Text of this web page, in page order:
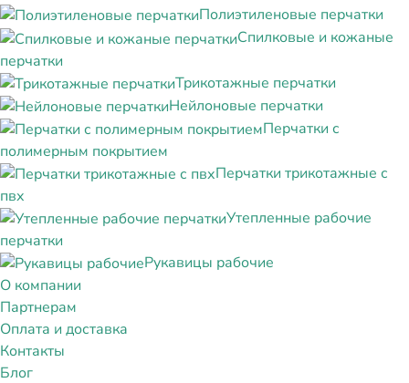
Полиэтиленовые перчатки
Спилковые и кожаные
перчатки
Трикотажные перчатки
Нейлоновые перчатки
Перчатки с
полимерным покрытием
Перчатки трикотажные с
пвх
Утепленные рабочие
перчатки
Рукавицы рабочие
О компании
Партнерам
Оплата и доставка
Контакты
Блог